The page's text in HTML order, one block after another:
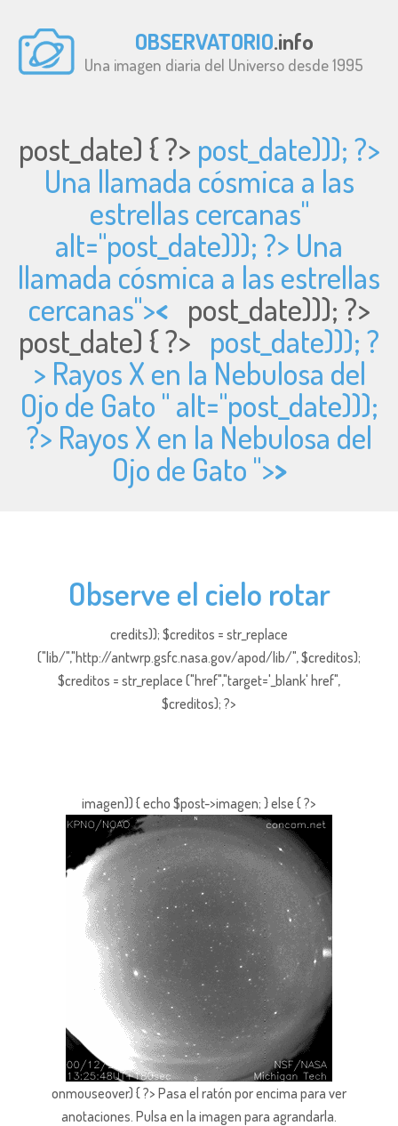
OBSERVATORIO.info
Una imagen diaria del Universo desde 1995
post_date) { ?> post_date))); ?>
Una llamada cósmica a las
estrellas cercanas"
alt="post_date))); ?> Una
llamada cósmica a las estrellas
cercanas">< post_date))); ?>
post_date) { ?> post_date))); ?
> Rayos X en la Nebulosa del
Ojo de Gato " alt="post_date)));
?> Rayos X en la Nebulosa del
Ojo de Gato ">>
Observe el cielo rotar
credits)); $creditos = str_replace
("lib/","http://antwrp.gsfc.nasa.gov/apod/lib/", $creditos);
$creditos = str_replace ("href","target='_blank' href",
$creditos); ?>
imagen)) { echo $post->imagen; } else { ?>
onmouseover) { ?> Pasa el ratón por encima para ver
anotaciones. Pulsa en la imagen para agrandarla.